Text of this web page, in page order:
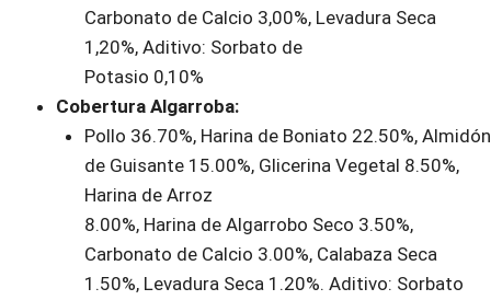
Carbonato de Calcio 3,00%, Levadura Seca
1,20%, Aditivo: Sorbato de
Potasio 0,10%
Cobertura Algarroba:
Pollo 36.70%, Harina de Boniato 22.50%, Almidón
de Guisante 15.00%, Glicerina Vegetal 8.50%,
Harina de Arroz
8.00%, Harina de Algarrobo Seco 3.50%,
Carbonato de Calcio 3.00%, Calabaza Seca
1.50%, Levadura Seca 1.20%. Aditivo: Sorbato